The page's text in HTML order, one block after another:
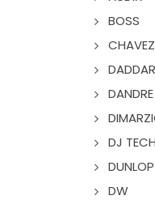
BOSS
CHAVEZ
DANDRE
DJ TECH
DUNLOP
DW